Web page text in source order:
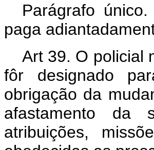
Parágrafo
paga
Art 39. O policial
fôr designado
obrigação da
afastamento da
atribuições,